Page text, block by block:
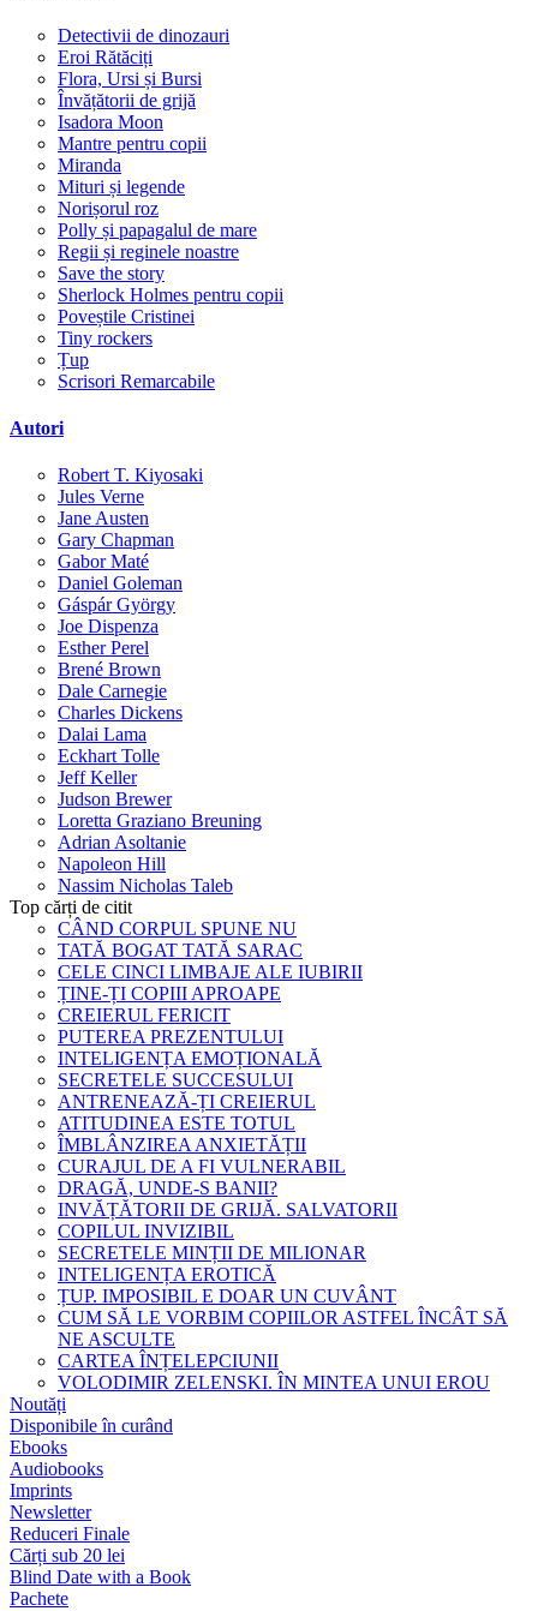
Detectivii de dinozauri
Eroi Rătăciți
Flora, Ursi și Bursi
Învățătorii de grijă
Isadora Moon
Mantre pentru copii
Miranda
Mituri și legende
Norișorul roz
Polly și papagalul de mare
Regii și reginele noastre
Save the story
Sherlock Holmes pentru copii
Poveștile Cristinei
Tiny rockers
Țup
Scrisori Remarcabile
Autori
Robert T. Kiyosaki
Jules Verne
Jane Austen
Gary Chapman
Gabor Maté
Daniel Goleman
Gáspár György
Joe Dispenza
Esther Perel
Brené Brown
Dale Carnegie
Charles Dickens
Dalai Lama
Eckhart Tolle
Jeff Keller
Judson Brewer
Loretta Graziano Breuning
Adrian Asoltanie
Napoleon Hill
Nassim Nicholas Taleb
Top cărți de citit
CÂND CORPUL SPUNE NU
TATĂ BOGAT TATĂ SARAC
CELE CINCI LIMBAJE ALE IUBIRII
ȚINE-ȚI COPIII APROAPE
CREIERUL FERICIT
PUTEREA PREZENTULUI
INTELIGENȚA EMOȚIONALĂ
SECRETELE SUCCESULUI
ANTRENEAZĂ-ȚI CREIERUL
ATITUDINEA ESTE TOTUL
ÎMBLÂNZIREA ANXIETĂȚII
CURAJUL DE A FI VULNERABIL
DRAGĂ, UNDE-S BANII?
INVĂȚĂTORII DE GRIJĂ. SALVATORII
COPILUL INVIZIBIL
SECRETELE MINȚII DE MILIONAR
INTELIGENȚA EROTICĂ
ȚUP. IMPOSIBIL E DOAR UN CUVÂNT
CUM SĂ LE VORBIM COPIILOR ASTFEL ÎNCÂT SĂ
NE ASCULTE
CARTEA ÎNȚELEPCIUNII
VOLODIMIR ZELENSKI. ÎN MINTEA UNUI EROU
Noutăți
Disponibile în curând
Ebooks
Audiobooks
Imprints
Newsletter
Reduceri Finale
Cărți sub 20 lei
Blind Date with a Book
Pachete